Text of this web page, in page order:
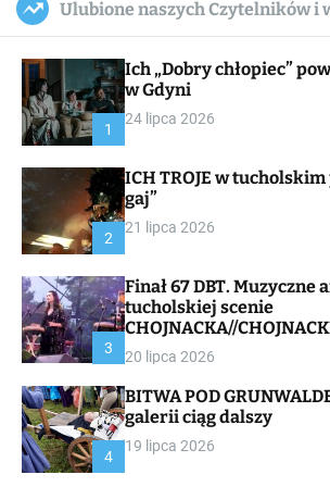
c
a
a
s
W
i
e
Ulubione naszych Czytelników i
1
Ich „Dobry chłopiec”
w Gdyni
24 lipca 2026
2
ICH TROJE w
gaj”
21 lipca 2026
3
Finał 67 DBT. Muzyczne anioły na
tucholskiej scenie
CHOJNACKA//
20 lipca 2026
4
BITWA POD
galerii ciąg dalszy
19 lipca 2026